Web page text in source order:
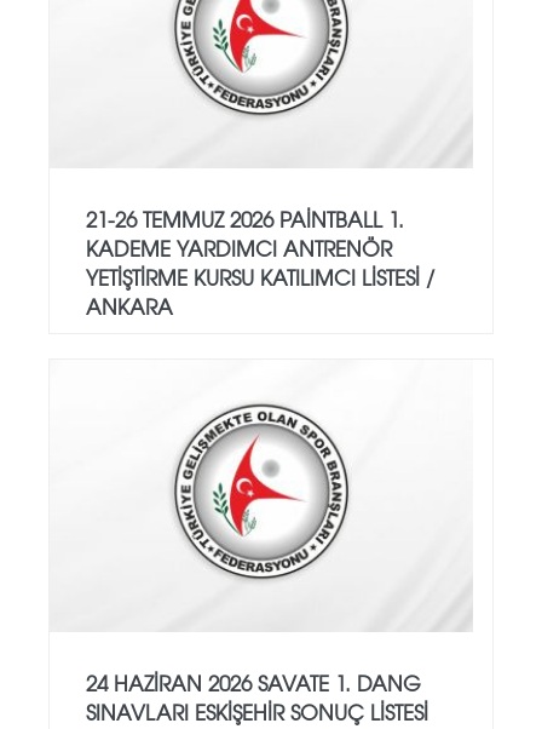
21-26 TEMMUZ 2026 PAİNTBALL 1.
KADEME YARDIMCI ANTRENÖR
YETİŞTİRME KURSU KATILIMCI LİSTESİ /
ANKARA
24 HAZİRAN 2026 SAVATE 1. DANG
SINAVLARI ESKİŞEHİR SONUÇ LİSTESİ